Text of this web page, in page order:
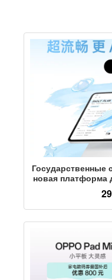
Государственные
новая платформа
классе для
с мягким